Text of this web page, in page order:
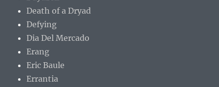
Death of a Dryad
Defying
Dia Del Mercado
Erang
Eric Baule
Errantia